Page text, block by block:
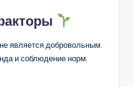
является добровольным.
и соблюдение норм.